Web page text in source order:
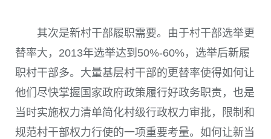
其次是新村干部履职需要。由于村干部选举更
替率大，2013年选举达到50%-60%，选举后新履
职村干部多。大量基层村干部的更替率使得如何让
他们尽快掌握国家政府政策履行好政务职责，也是
当时实施权力清单简化村级行政权力审批，限制和
规范村干部权力行使的一项重要考量。如何让新当